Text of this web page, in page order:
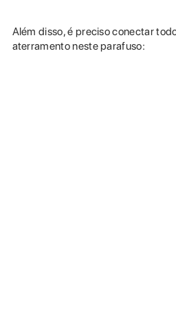
Além disso, é preciso conectar
aterramento neste parafuso: